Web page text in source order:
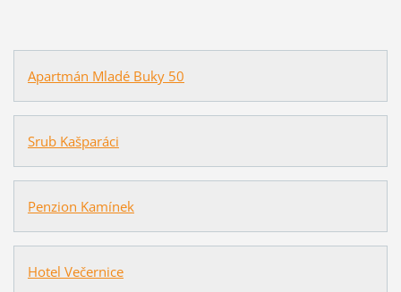
Apartmán Mladé Buky 50
Srub Kašparáci
Penzion Kamínek
Hotel Večernice